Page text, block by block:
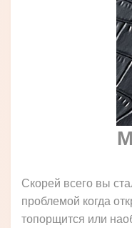
Скорей всего вы
проблемой когда
топорщится или